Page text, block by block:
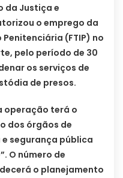
da Justiça e
o emprego da
(FTIP) no
pelo período de 30
os serviços de
de presos.
operação terá o
dos órgãos de
segurança pública
O número de
o planejamento